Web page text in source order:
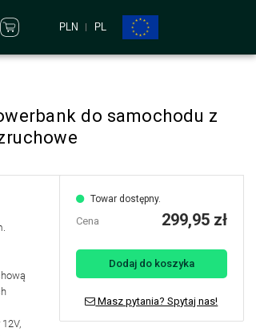
PLN PL
do samochodu z
Towar dostępny.
Cena 299,95 zł
Dodaj do koszyka
Masz pytania? Spytaj nas!